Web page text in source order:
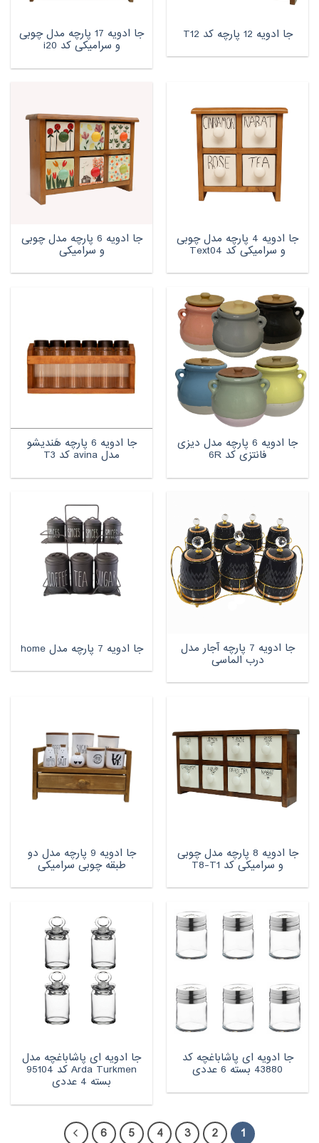
جا ادویه 12 پارچه کد T12 جا ادویه 17 پارچه مدل چوبی
و سرامیکی کد i20
جا ادویه 4 پارچه مدل چوبی
و سرامیکی کد Text04
جا ادویه 6 پارچه مدل چوبی
و سرامیکی
جا ادویه 6 پارچه مدل دیزی
فانتزی کد 6R
جا ادویه 6 پارچه هَندیشو
مدل avina کد T3
جا ادویه 7 پارچه آجار مدل
درب الماسی
جا ادویه 7 پارچه مدل home
جا ادویه 8 پارچه مدل چوبی
و سرامیکی کد T8-T1
جا ادویه 9 پارچه مدل دو
طبقه چوبی سرامیکی
جا ادویه ای پاشاباغچه کد
43880 بسته 6 عددی
جا ادویه ای پاشاباغچه مدل
Arda Turkmen کد 95104
بسته 4 عددی
1
2
3
4
5
6